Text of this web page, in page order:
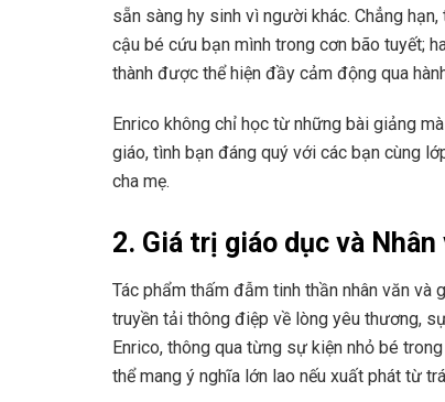
sẵn sàng hy sinh vì người khác. Chẳng
cậu bé cứu bạn mình trong cơn bão tuyết;
thành được thể hiện đầy cảm động qua
Enrico không chỉ học từ những bài giảng
giáo, tình bạn đáng quý với các bạn cùng
cha mẹ.
2. Giá trị giáo dục và Nhân
Tác phẩm thấm đẫm tinh thần nhân văn
truyền tải thông điệp về lòng yêu thương,
Enrico, thông qua từng sự kiện nhỏ bé
thể mang ý nghĩa lớn lao nếu xuất phát từ